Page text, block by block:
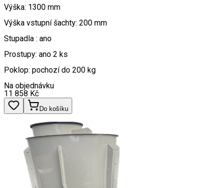
Výška: 1300 mm
Výška vstupní šachty: 200 mm
Stupadla : ano
Prostupy: ano 2 ks
Poklop: pochozí do 200 kg
Na objednávku
11 858 Kč
Do košíku